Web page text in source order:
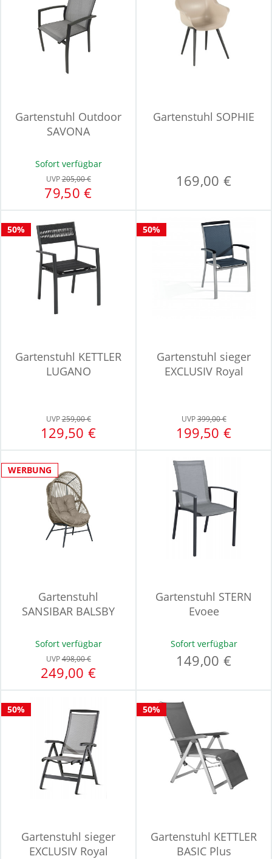
Gartenstuhl Outdoor
SAVONA
Sofort verfügbar
UVP205,00 €
79,50 €
Gartenstuhl SOPHIE
169,00 €
50%
Gartenstuhl KETTLER
LUGANO
UVP259,00 €
129,50 €
50%
Gartenstuhl sieger
EXCLUSIV Royal
UVP399,00 €
199,50 €
WERBUNG
Gartenstuhl
SANSIBAR BALSBY
Sofort verfügbar
UVP498,00 €
249,00 €
Gartenstuhl STERN
Evoee
Sofort verfügbar
149,00 €
50%
Gartenstuhl sieger
EXCLUSIV Royal
50%
Gartenstuhl KETTLER
BASIC Plus